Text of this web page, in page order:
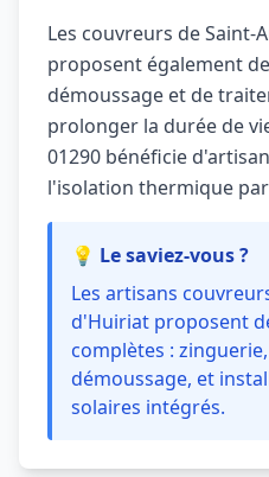
Les couvreurs de Saint-
proposent également
démoussage et de
prolonger la durée de
01290 bénéficie
l'isolation thermique
💡 Le saviez-vous ?
Les artisans
d'Huiriat proposent
complètes :
démoussage, et
solaires intégrés.